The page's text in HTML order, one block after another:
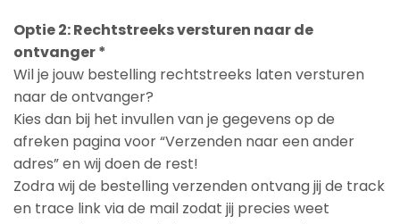
Optie 2: Rechtstreeks versturen naar de
ontvanger *
Wil je jouw bestelling rechtstreeks laten versturen
naar de ontvanger?
Kies dan bij het invullen van je gegevens op de
afreken pagina voor “Verzenden naar een ander
adres” en wij doen de rest!
Zodra wij de bestelling verzenden ontvang jij de track
en trace link via de mail zodat jij precies weet